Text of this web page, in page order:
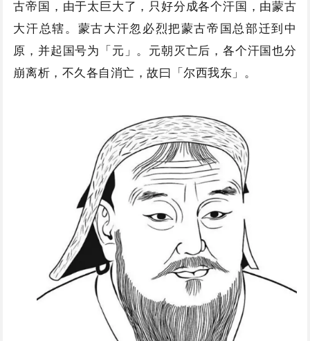
古帝国，由于太巨大了，只好分成各个汗国，由蒙古
大汗总辖。蒙古大汗忽必烈把蒙古帝国总部迁到中
原，并起国号为「元」。元朝灭亡后，各个汗国也分
崩离析，不久各自消亡，故曰「尔西我东」。